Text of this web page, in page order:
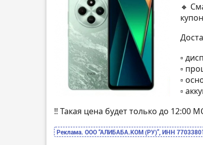
🔸
▫️
▫️
▫️
▫️
‼️ Такая цена будет только до 12:00
Реклама. ООО “АЛИБАБА.КОМ (РУ)”, ИНН